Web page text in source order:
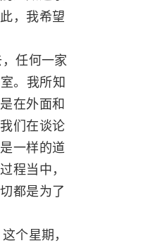
，我希望
任何一家
。我所知
在外面和
们在谈论
一样的道
程当中，
都是为了
个星期，